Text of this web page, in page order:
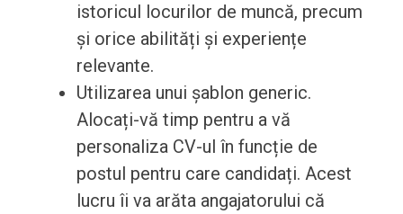
istoricul locurilor de muncă, precum
și orice abilități și experiențe
relevante.
Utilizarea unui șablon generic.
Alocați-vă timp pentru a vă
personaliza CV-ul în funcție de
postul pentru care candidați. Acest
lucru îi va arăta angajatorului că